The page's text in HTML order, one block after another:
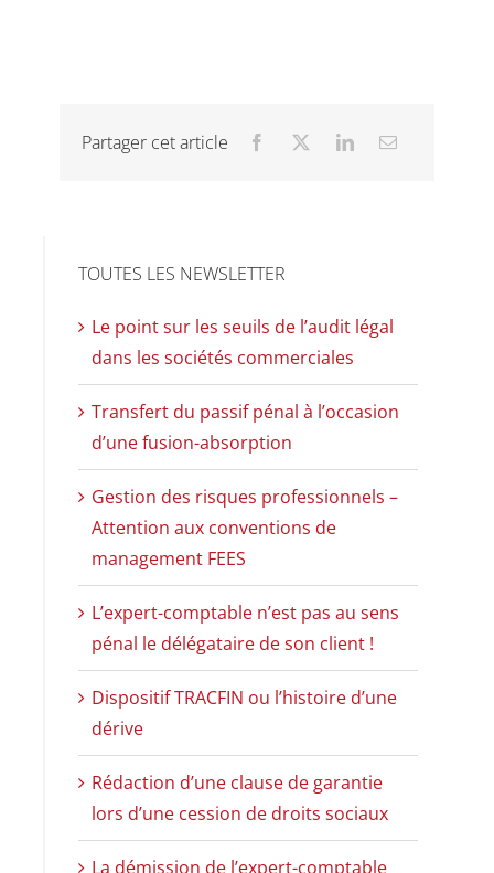
Partager cet article
TOUTES LES NEWSLETTER
Le point sur les seuils de l’audit légal
dans les sociétés commerciales
Transfert du passif pénal à l’occasion
d’une fusion-absorption
Gestion des risques professionnels –
Attention aux conventions de
management FEES
L’expert-comptable n’est pas au sens
pénal le délégataire de son client !
Dispositif TRACFIN ou l’histoire d’une
dérive
Rédaction d’une clause de garantie
lors d’une cession de droits sociaux
La démission de l’expert-comptable